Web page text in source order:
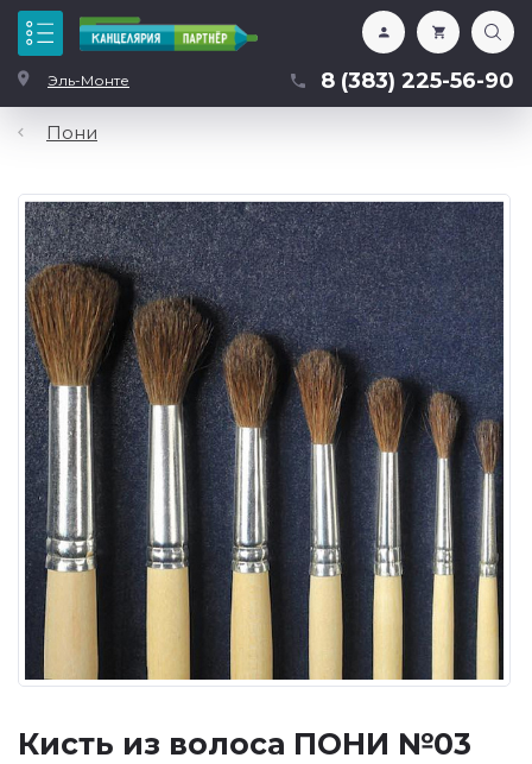
Эль-Монте 8 (383) 225-56-90
Каталог
Пони
Кисть из волоса ПОНИ №03